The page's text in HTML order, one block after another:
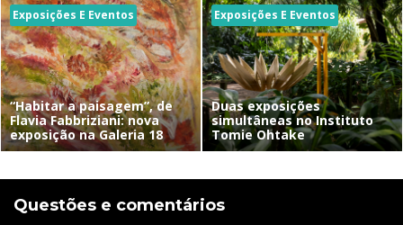
Exposições E Eventos
“Habitar a paisagem”, de
Flavia Fabbriziani: nova
exposição na Galeria 18
Exposições E Eventos
Duas exposições
simultâneas no Instituto
Tomie Ohtake
Questões e comentários